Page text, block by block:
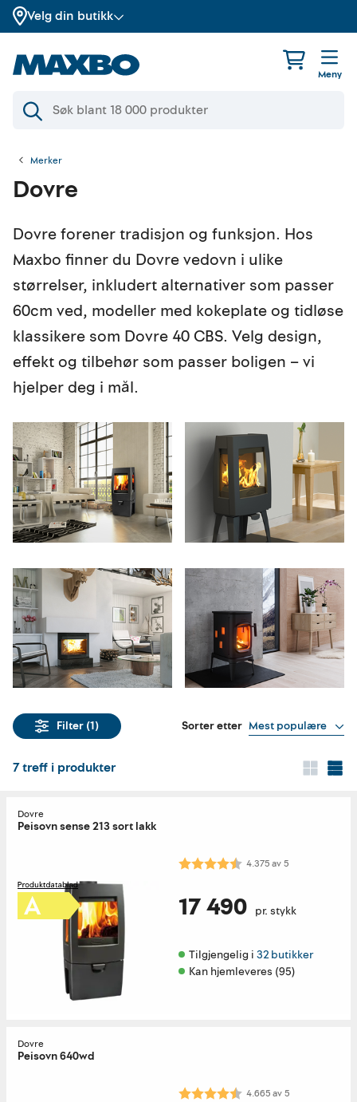
Velg din butikk
Meny
Merker
Dovre
Dovre forener tradisjon og funksjon. Hos
Maxbo finner du Dovre vedovn i ulike
størrelser, inkludert alternativer som passer
60cm ved, modeller med kokeplate og tidløse
klassikere som Dovre 40 CBS. Velg design,
effekt og tilbehør som passer boligen – vi
hjelper deg i mål.
Filter (1) Sorter etter Mest populære
7treff i produkter
Dovre
Peisovn sense 213 sort lakk
Karakter: 4.4 av 5 mulige
4.375av5
17 490 pr. stykk
Tilgjengelig i 32 butikker
Kan hjemleveres (95)
Dovre
Peisovn 640wd
Karakter: 4.7 av 5 mulige
4.665av5